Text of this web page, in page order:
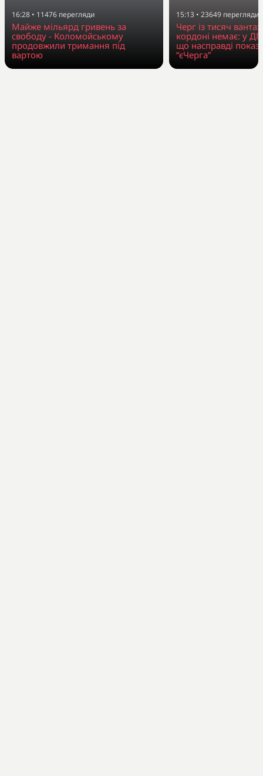
16:28 • 11476 перегляди
Майже мільярд гривень за
свободу - Коломойському
продовжили тримання під
вартою
15:13 • 23649 перегляди
Черг із тисяч
кордоні немає: у
що насправді
“єЧерга”